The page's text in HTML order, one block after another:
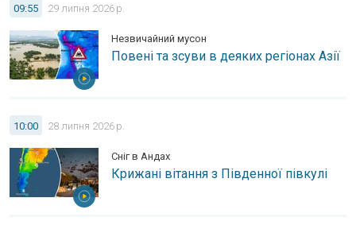
09:55 29 липня 2026 р.
Незвичайний мусон
Повені та зсуви в деяких регіонах Азії
Крижані вітання з Південної півкулі. Сніг в Андах.
10:00 28 липня 2026 р.
Сніг в Андах
Крижані вітання з Південної півкулі